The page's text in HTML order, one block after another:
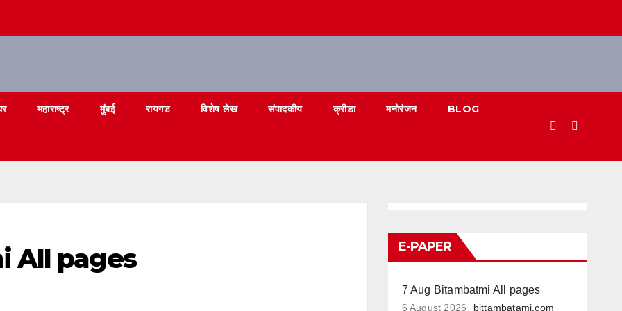
महाराष्ट्र मुंबई रायगड विशेष लेख संपादकीय क्रीडा मनोरंजन BLOG
All pages E-PAPER
7 Aug Bitambatmi All pages
6 August 2026
bittambatami.com